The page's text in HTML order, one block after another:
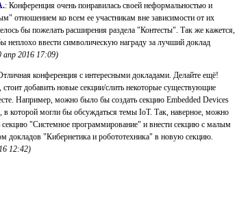
: Конференция очень понравилась своей неформальностью и
отношением ко всем ее участникам вне зависимости от их
бы пожелать расширения раздела "Контесты". Так же кажется,
неплохо ввести символическую награду за лучший доклад
апр 2016 17:09)
конференция с интересными докладами. Делайте ещё!
добавить новые секции/слить некоторые существующие
Например, можно было бы создать секцию Embedded Devices
в которой могли бы обсуждаться темы IoT. Так, наверное, можно
секцию "Системное программирование" и внести секцию c малым
докладов "Кибернетика и робототехника" в новую секцию.
12:42)